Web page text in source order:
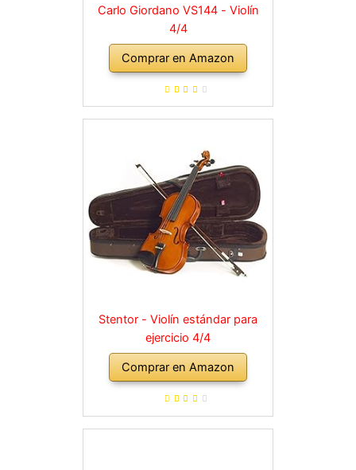
Carlo Giordano VS144 - Violín
4/4
Comprar en Amazon
Stentor - Violín estándar para
ejercicio 4/4
Comprar en Amazon